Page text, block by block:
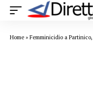
Home » Femminicidio a